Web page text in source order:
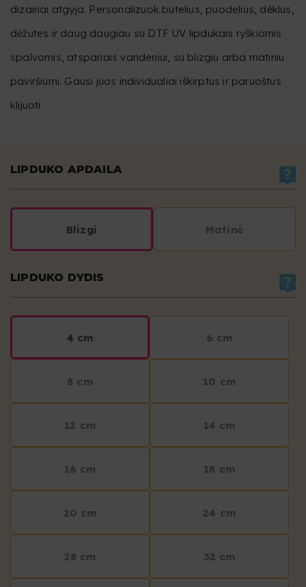
dizainai atgyja. Personalizuok butelius, puodelius, dėklus,
dėžutes ir daug daugiau su DTF UV lipdukais ryškiomis
spalvomis, atspariais vandeniui, su blizgiu arba matiniu
paviršiumi. Gausi juos individualiai iškirptus ir paruoštus
klijuoti.
LIPDUKO APDAILA
Blizgi Matinė
LIPDUKO DYDIS
4 cm 6 cm
8 cm 10 cm
12 cm 14 cm
16 cm 18 cm
20 cm 24 cm
28 cm 32 cm